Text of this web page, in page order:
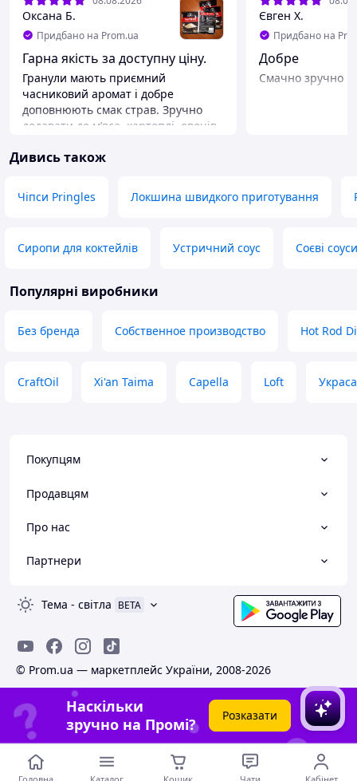
Оксана Б.
Придбано на Prom.ua
Гарна якість за доступну ціну.
Гранули мають приємний
часниковий аромат і добре
доповнюють смак страв. Зручно
додавати до м’яса, картоплі, овочів,
й подрібнювати свіжий часник,
часу. Упаковка компактна, легко
зберігати навіть на невеликій кухні.
• насичений аромат; • приємний
смак; • зручно дозувати; • підходить
упаковка; • економить час під час
Недоліки
Суттєвих недоліків не помітила.
часник.
Євген Х.
Придбано на
Добре
Смачно зручно
Дивись також
Чіпси Pringles Локшина швидкого приготування
Сиропи для коктейлів Устричний соус Соєві соуси
Популярні виробники
Без бренда Собственное производство Hot Rod
CraftOil Xi'an Taima Capella Loft Украса
Покупцям
Продавцям
Про нас
Партнери
Тема - світла BETA
© Prom.ua — маркетплейс України, 2008-2026
Наскільки
зручно на Промі?
Розказати